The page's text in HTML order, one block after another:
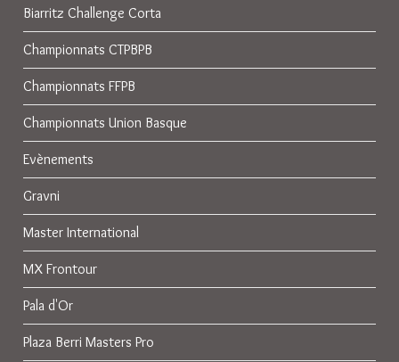
Biarritz Challenge Corta
Championnats CTPBPB
Championnats FFPB
Championnats Union Basque
Evènements
Gravni
Master International
MX Frontour
Pala d'Or
Plaza Berri Masters Pro